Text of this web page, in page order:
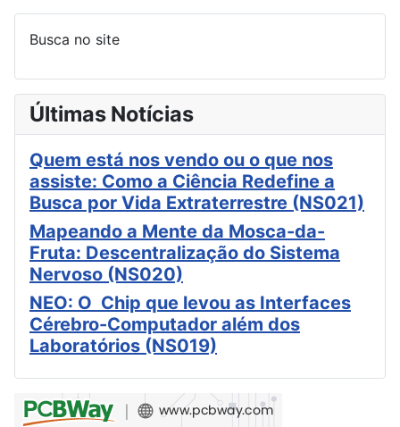
Busca no site
Últimas Notícias
Quem está nos vendo ou o que nos
assiste: Como a Ciência Redefine a
Busca por Vida Extraterrestre (NS021)
Mapeando a Mente da Mosca-da-
Fruta: Descentralização do Sistema
Nervoso (NS020)
NEO: O Chip que levou as Interfaces
Cérebro-Computador além dos
Laboratórios (NS019)